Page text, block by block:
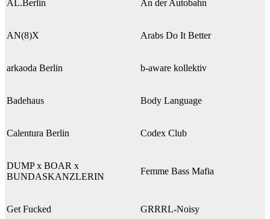
AL.Berlin An der Autobahn
AN(8)X Arabs Do It Better
arkaoda Berlin b-aware kollektiv
Badehaus Body Language
Calentura Berlin Codex Club
DUMP x BOAR x
BUNDASKANZLERIN
Femme Bass Mafia
Get Fucked GRRRL-Noisy